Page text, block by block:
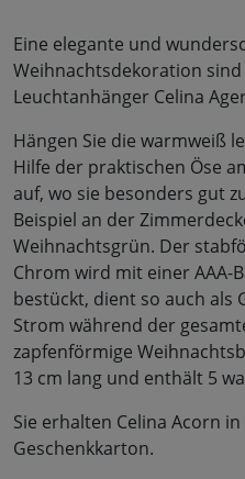
Eine elegante und
Weihnachtsdekoration
Leuchtanhänger Celina
Hängen Sie die warmweiß
Hilfe der praktischen Öse
auf, wo sie besonders gut
Beispiel an der
Weihnachtsgrün. Der
Chrom wird mit einer AAA-
bestückt, dient so auch als
Strom während der
zapfenförmige
13 cm lang und enthält 5
Sie erhalten Celina Acorn
Geschenkkarton.